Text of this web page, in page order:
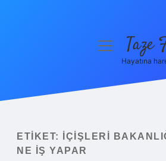
Yasal Uyarı
menüyüTaze
Hayatına
ETIKET:
İÇIŞLERI
NE IŞ YAPAR